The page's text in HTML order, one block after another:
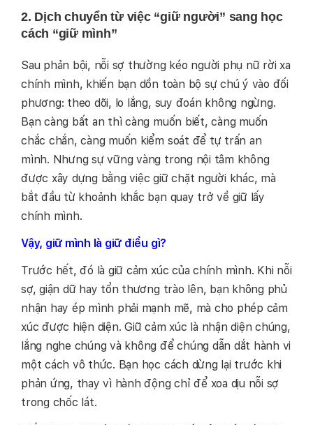
2. Dịch chuyển từ việc “giữ người” sang học
cách “giữ mình”
Sau phản bội, nỗi sợ thường kéo người phụ nữ rời xa
chính mình, khiến bạn dồn toàn bộ sự chú ý vào đối
phương: theo dõi, lo lắng, suy đoán không ngừng.
Bạn càng bất an thì càng muốn biết, càng muốn
chắc chắn, càng muốn kiểm soát để tự trấn an
mình. Nhưng sự vững vàng trong nội tâm không
được xây dựng bằng việc giữ chặt người khác, mà
bắt đầu từ khoảnh khắc bạn quay trở về giữ lấy
chính mình.
Vậy, giữ mình là giữ điều gì?
Trước hết, đó là giữ cảm xúc của chính mình. Khi nỗi
sợ, giận dữ hay tổn thương trào lên, bạn không phủ
nhận hay ép mình phải mạnh mẽ, mà cho phép cảm
xúc được hiện diện. Giữ cảm xúc là nhận diện chúng,
lắng nghe chúng và không để chúng dẫn dắt hành vi
một cách vô thức. Bạn học cách dừng lại trước khi
phản ứng, thay vì hành động chỉ để xoa dịu nỗi sợ
trong chốc lát.